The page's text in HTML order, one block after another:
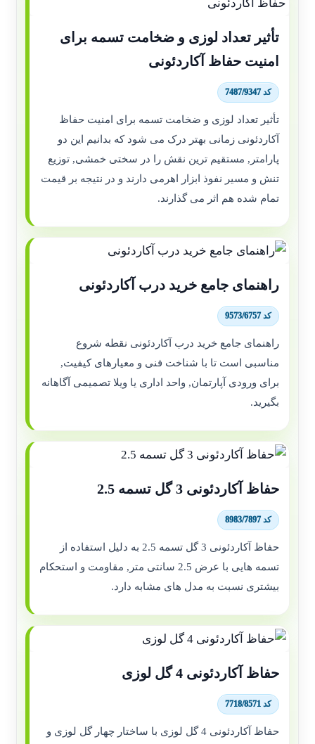
تأثیر تعداد لوزی و ضخامت تسمه برای
امنیت حفاظ آکاردئونی
کد 7487/9347
تأثیر تعداد لوزی و ضخامت تسمه برای امنیت حفاظ
آکاردئونی زمانی بهتر درک می شود که بدانیم این دو
پارامتر, مستقیم ترین نقش را در سختی خمشی, توزیع
تنش و مسیر نفوذ ابزار اهرمی دارند و در نتیجه بر قیمت
تمام شده هم اثر می گذارند.
راهنمای جامع خرید درب آکاردئونی
کد 9573/6757
راهنمای جامع خرید درب آکاردئونی نقطه شروع
مناسبی است تا با شناخت فنی و معیارهای کیفیت,
برای ورودی آپارتمان, واحد اداری یا ویلا تصمیمی آگاهانه
بگیرید.
حفاظ آکاردئونی 3 گل تسمه 2.5
کد 8983/7897
حفاظ آکاردئونی 3 گل تسمه 2.5 به دلیل استفاده از
تسمه هایی با عرض 2.5 سانتی متر, مقاومت و استحکام
بیشتری نسبت به مدل های مشابه دارد.
حفاظ آکاردئونی 4 گل لوزی
کد 7718/8571
حفاظ آکاردئونی 4 گل لوزی با ساختار چهار گل لوزی و